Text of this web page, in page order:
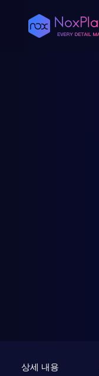
상세 내용